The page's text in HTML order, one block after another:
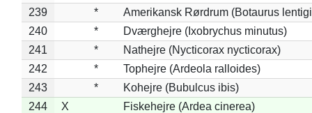
239
*
Amerikansk Rørdrum (Botaurus
240
*
Dværghejre (Ixobrychus minutus)
241
*
Nathejre (Nycticorax nycticorax)
242
*
Tophejre (Ardeola ralloides)
243
*
Kohejre (Bubulcus ibis)
244
X Fiskehejre (Ardea cinerea)